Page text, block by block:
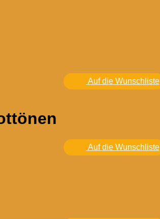
Auf die Wunschliste
Auf die Wunschliste